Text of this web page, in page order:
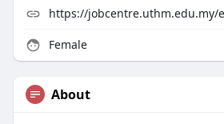
https://jobcentre.uthm.edu.my/
Female
About